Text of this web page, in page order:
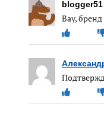
blogger51
Вау,